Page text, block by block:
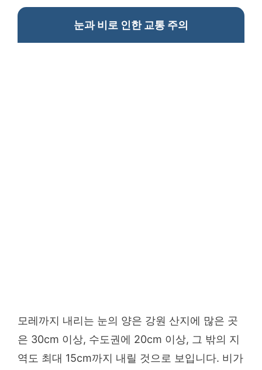
눈과 비로 인한 교통 주의
모레까지 내리는 눈의 양은 강원 산지에 많은 곳
은 30cm 이상, 수도권에 20cm 이상, 그 밖의 지
역도 최대 15cm까지 내릴 것으로 보입니다. 비가